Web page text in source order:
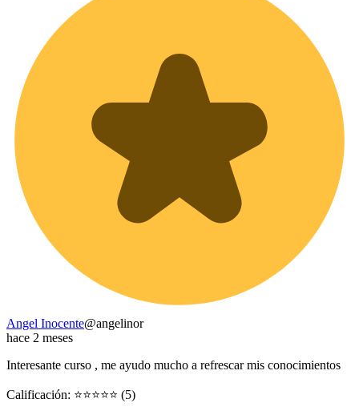
Angel Inocente@angelinor
hace 2 meses
Interesante curso , me ayudo mucho a refrescar mis conocimientos
Calificación: ⭐⭐⭐⭐⭐ (5)